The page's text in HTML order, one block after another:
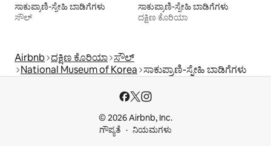
ಸಾಕುಪ್ರಾಣಿ-ಸ್ನೇಹಿ ಬಾಡಿಗೆಗಳು
ಸೌಲ್
ಸಾಕುಪ್ರಾಣಿ-ಸ್ನೇಹಿ ಬಾಡಿಗೆಗಳು
ದಕ್ಷಿಣ ಕೊರಿಯಾ
Airbnb ದಕ್ಷಿಣ ಕೊರಿಯಾ ಸೌಲ್
National Museum of Korea ಸಾಕುಪ್ರಾಣಿ-ಸ್ನೇಹಿ ಬಾಡಿಗೆಗಳು
© 2026 Airbnb, Inc.
ಗೌಪ್ಯತೆ
ನಿಯಮಗಳು